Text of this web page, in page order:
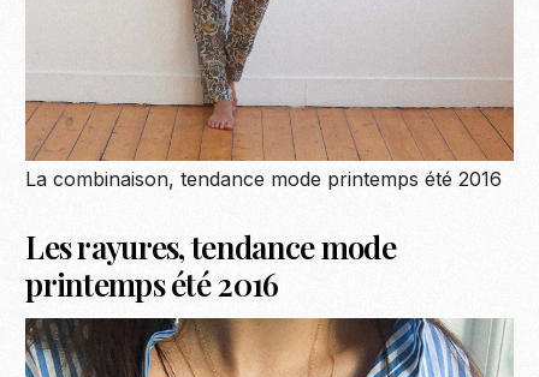
La combinaison, tendance mode printemps été 2016
Les rayures, tendance mode
printemps été 2016